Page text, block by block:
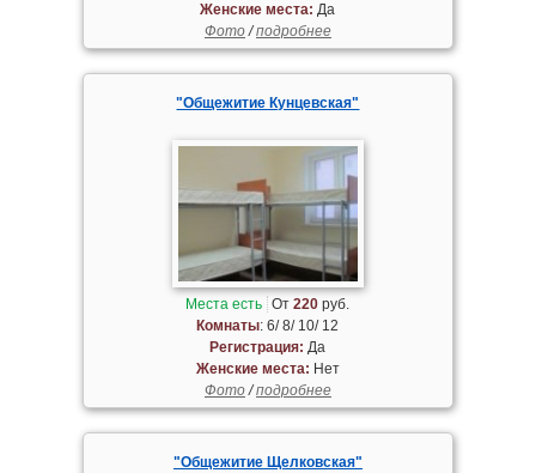
Женские места: Да
Фото/подробнее
"Общежитие Кунцевская"
Места есть От220 руб.
Комнаты: 6/ 8/ 10/ 12
Регистрация: Да
Женские места: Нет
Фото/подробнее
"Общежитие Щелковская"